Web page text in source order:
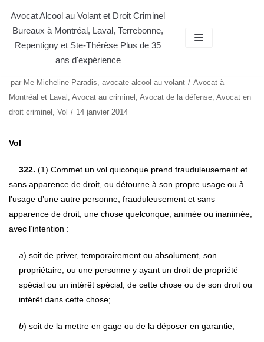
Aller
au
contenu
Avocat Alcool au Volant et Droit Criminel
Bureaux à Montréal, Laval, Terrebonne,
Repentigny et Ste-Thérèse Plus de 35
ans d'expérience
VOL: DÉFINITION
par Me Micheline Paradis, avocate alcool au volant
Avocat à
Montréal et Laval , Avocat au criminel , Avocat de la défense, Avocat en
droit criminel , Vol 14 janvier 2014
Vol
322. (1) Commet un vol quiconque prend frauduleusement et
sans apparence de droit, ou détourne à son propre usage ou à
l’usage d’une autre personne, frauduleusement et sans
apparence de droit, une chose quelconque, animée ou inanimée,
avec l’intention :
a) soit de priver, temporairement ou absolument, son
propriétaire, ou une personne y ayant un droit de propriété
spécial ou un intérêt spécial, de cette chose ou de son droit ou
intérêt dans cette chose;
b) soit de la mettre en gage ou de la déposer en garantie;